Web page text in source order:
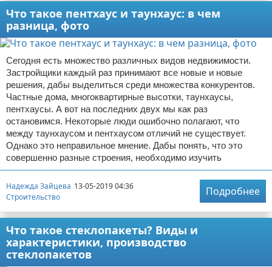
Что такое пентхаус и таунхаус: в чем
разница, фото
Сегодня есть множество различных видов недвижимости.
Застройщики каждый раз принимают все новые и новые
решения, дабы выделиться среди множества конкурентов.
Частные дома, многоквартирные высотки, таунхаусы,
пентхаусы. А вот на последних двух мы как раз
остановимся. Некоторые люди ошибочно полагают, что
между таунхаусом и пентхаусом отличий не существует.
Однако это неправильное мнение. Дабы понять, что это
совершенно разные строения, необходимо изучить
Надежда Зайцева 13-05-2019 04:36
Строительство
Подробнее
Что такое стеклопакеты? Виды и
характеристики, производство
стеклопакетов